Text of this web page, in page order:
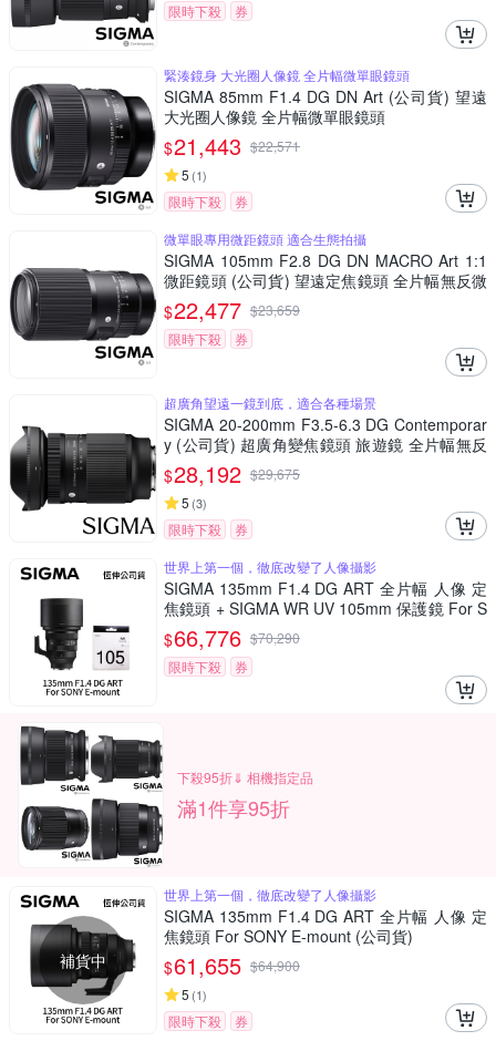
限時下殺
券
緊湊鏡身 大光圈人像鏡 全片幅微單眼鏡頭
SIGMA 85mm F1.4 DG DN Art (公司貨) 望遠
大光圈人像鏡 全片幅微單眼鏡頭
$21,443 $22,571
5 (1)
限時下殺
券
微單眼專用微距鏡頭 適合生態拍攝
SIGMA 105mm F2.8 DG DN MACRO Art 1:1
微距鏡頭 (公司貨) 望遠定焦鏡頭 全片幅無反微
單眼鏡頭
$22,477 $23,659
限時下殺
券
超廣角望遠一鏡到底，適合各種場景
SIGMA 20-200mm F3.5-6.3 DG Contemporar
y (公司貨) 超廣角變焦鏡頭 旅遊鏡 全片幅無反
微單眼鏡頭
$28,192 $29,675
5 (3)
限時下殺
券
世界上第一個，徹底改變了人像攝影
SIGMA 135mm F1.4 DG ART 全片幅 人像 定
焦鏡頭 + SIGMA WR UV 105mm 保護鏡 For S
ONY E-mount (公司貨)
$66,776 $70,290
限時下殺
券
下殺95折⇓ 相機指定品
滿1件享95折
補貨中
世界上第一個，徹底改變了人像攝影
SIGMA 135mm F1.4 DG ART 全片幅 人像 定
焦鏡頭 For SONY E-mount (公司貨)
$61,655 $64,900
5 (1)
限時下殺
券